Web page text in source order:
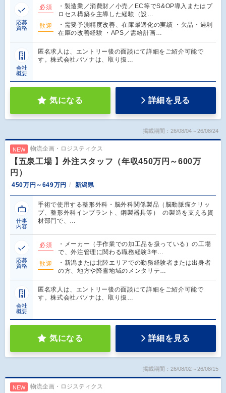
応募
資格
必須
・製造業／消費財／小売／EC等でS&OP導入またはプ
ロセス構築を主導した経験（設…
歓迎
・需要予測精度改善、在庫最適化の実績 ・欠品・過剰
在庫の改善経験 ・APS／需給計画…
会社
概要
匿名求人は、エントリー後の面談にて詳細をご紹介可能で
す。株式会社パソナは、取り扱…
気になる 詳細を見る
掲載期間：26/08/04～26/08/24
NEW 物流企画・ロジスティクス
【五泉工場 】外注スタッフ（年収450万円～600万
円）
450万円～649万円 新潟県
仕事
内容
手術で使用する整形外科・脳外科関係製品（脳動脈瘤クリッ
プ、整形外科インプラント、鋼製器具等） の製造を支える資
材部門で、…
応募
資格
必須
・メーカー（手作業での加工品を扱っている）の工場
で、外注管理に関わる職務経験3年…
歓迎
・新潟または北陸エリアでの勤務経験者または出身者
の方、地方や降雪地域のメンタリテ…
会社
概要
匿名求人は、エントリー後の面談にて詳細をご紹介可能で
す。株式会社パソナは、取り扱…
気になる 詳細を見る
掲載期間：26/08/02～26/08/15
NEW 物流企画・ロジスティクス